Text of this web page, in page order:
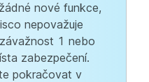
nové funkce,
nepovažuje
1 nebo
zabezpečení.
pokračovat v